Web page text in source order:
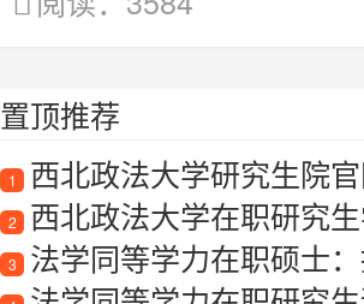
置顶推荐
1 西北政法大学研究生院
2 西北政法大学在职研究
3 法学同等学力在职硕士